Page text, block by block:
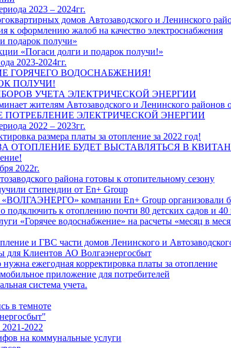
2023 – 2024гг.
домов Автозаводского и Ленинского
к оформлению жалоб на качество электроснабжения
подарок получи»
«Погаси долги и подарок получи!»
2023-2024гг.
ГОРЯЧЕГО ВОДОСНАБЖЕНИЯ!
ПОЛУЧИ!
УЧЕТА ЭЛЕКТРИЧЕСКОЙ ЭНЕРГИИ
жителям Автозаводского и Ленинского районов
ПОТРЕБЛЕНИЕ ЭЛЕКТРИЧЕСКОЙ ЭНЕРГИИ
2022 – 2023гг.
размера платы за отопление за 2022 год!
ЗА ОТОПЛЕНИЕ БУДЕТ ВЫСТАВЛЯТЬСЯ В
2022г.
района готовы к отопительному сезону
стипендии от En+ Group
компании En+ Group организовали
подключить к отоплению почти 80 детских садов и
«Горячее водоснабжение» на расчеты «месяц в
и ГВС части домов Ленинского и
для Клиентов АО Волгаэнергосбыт
ежегодная корректировка платы за отопление
приложение для потребителей
система учета.
в темноте
2021-2022
на коммунальные услуги